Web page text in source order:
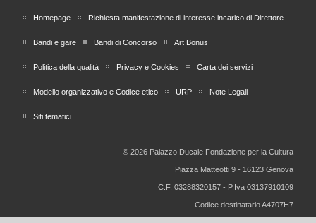
Homepage Richiesta manifestazione di interesse incarico di Direttore
Bandi e gare Bandi di Concorso Art Bonus
Politica della qualità Privacy e Cookies Carta dei servizi
Modello organizzativo e Codice etico URP Note Legali
Siti tematici
© 2026 Palazzo Ducale Fondazione per la Cultura
Piazza Matteotti 9 - 16123 Genova
C.F. 03288320157 - P.Iva 03137910109
Codice destinatario A4707H7